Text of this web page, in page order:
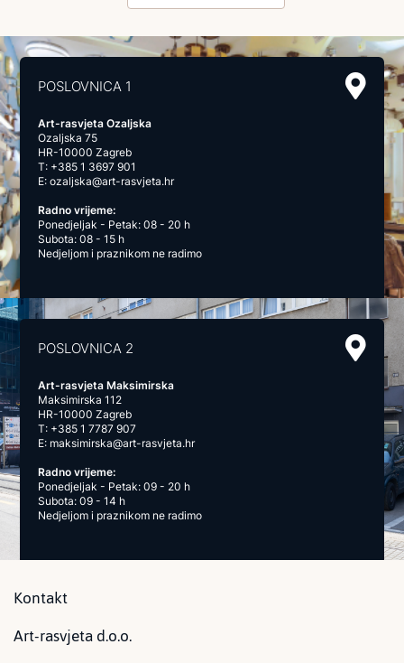
POSLOVNICA 1
Art-rasvjeta Ozaljska
Ozaljska 75
HR-10000 Zagreb
T: +385 1 3697 901
E:ozaljska@art-rasvjeta.hr
Radno vrijeme:
Ponedjeljak - Petak: 08 - 20 h
Subota: 08 - 15 h
Nedjeljom i praznikom ne radimo
POSLOVNICA 2
Art-rasvjeta Maksimirska
Maksimirska 112
HR-10000 Zagreb
T: +385 1 7787 907
E: maksimirska@art-rasvjeta.hr
Radno vrijeme:
Ponedjeljak - Petak: 09 - 20 h
Subota: 09 - 14 h
Nedjeljom i praznikom ne radimo
Kontakt
Art-rasvjeta d.o.o.